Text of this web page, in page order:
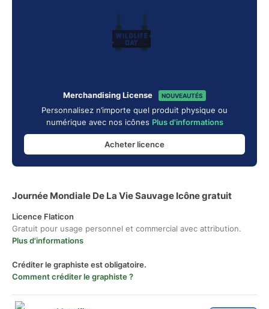
Merchandising License NOUVEAUTÉS
Personnalisez n’importe quel produit physique ou
numérique avec nos icônes Plus d'informations
Acheter licence
Journée Mondiale De La Vie Sauvage Icône gratuit
Licence Flaticon
Gratuit pour usage personnel et commercial avec attribution.
Plus d'informations
Créditer le graphiste est obligatoire.
Comment créditer le graphiste ?